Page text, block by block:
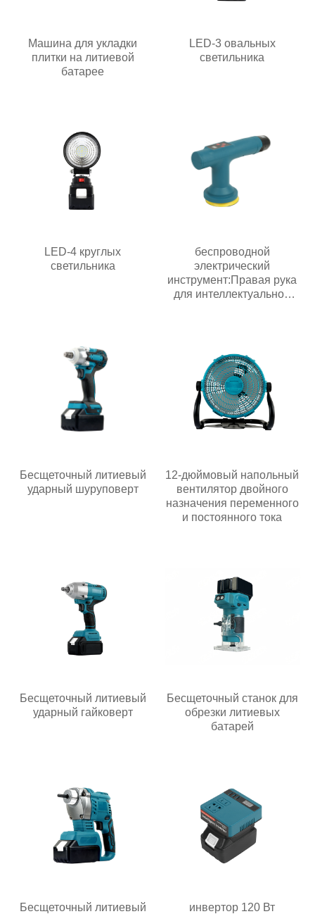
Машина для укладки
плитки на литиевой
батарее
LED-3 овальных
светильника
LED-4 круглых
светильника
беспроводной
электрический
инструмент:Правая рука
для интеллектуальной
Бесщеточный литиевый
ударный шуруповерт
12-дюймовый напольный
вентилятор двойного
назначения переменного
и постоянного тока
Бесщеточный литиевый
ударный гайковерт
Бесщеточный станок для
обрезки литиевых
батарей
Бесщеточный литиевый
инвертор 120 Вт